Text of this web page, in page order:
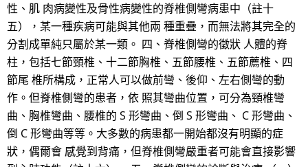
性、肌 肉病變性及骨性病變性的脊椎側彎病患中（註十
五），某一種疾病可能與其他兩 種重疊，而無法將其完全的
分割成單純只屬於某一類。 四、脊椎側彎的徵狀 人體的脊
柱，包括七節頸椎、十二節胸椎、五節腰椎、五節薦椎、四
節尾 椎所構成，正常人可以做前彎、後仰、左右側彎的動
作。但脊椎側彎的患者，依 照其彎曲位置，可分為頸椎彎
曲、胸椎彎曲、腰椎的 S 形彎曲、倒 S 形彎曲、 C 形彎曲、
倒 C 形彎曲等等。大多數的病患都一開始都沒有明顯的症
狀，偶爾會 感覺到背痛，但脊椎側彎嚴重者可能會直接影響